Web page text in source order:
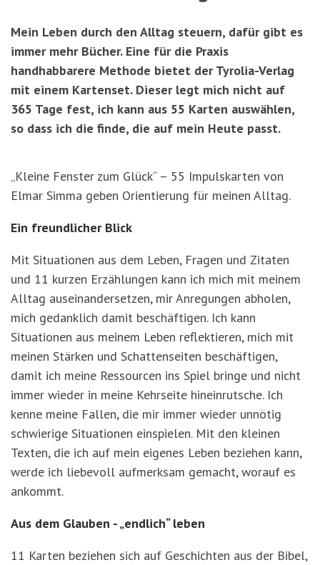
Mein Leben durch den Alltag steuern, dafür gibt es
immer mehr Bücher. Eine für die Praxis
handhabbarere Methode bietet der Tyrolia-Verlag
mit einem Kartenset. Dieser legt mich nicht auf
365 Tage fest, ich kann aus 55 Karten auswählen,
so dass ich die finde, die auf mein Heute passt.
„Kleine Fenster zum Glück“ – 55 Impulskarten von
Elmar Simma geben Orientierung für meinen Alltag.
Ein freundlicher Blick
Mit Situationen aus dem Leben, Fragen und Zitaten
und 11 kurzen Erzählungen kann ich mich mit meinem
Alltag auseinandersetzen, mir Anregungen abholen,
mich gedanklich damit beschäftigen. Ich kann
Situationen aus meinem Leben reflektieren, mich mit
meinen Stärken und Schattenseiten beschäftigen,
damit ich meine Ressourcen ins Spiel bringe und nicht
immer wieder in meine Kehrseite hineinrutsche. Ich
kenne meine Fallen, die mir immer wieder unnötig
schwierige Situationen einspielen. Mit den kleinen
Texten, die ich auf mein eigenes Leben beziehen kann,
werde ich liebevoll aufmerksam gemacht, worauf es
ankommt.
Aus dem Glauben - „endlich“ leben
11 Karten beziehen sich auf Geschichten aus der Bibel,